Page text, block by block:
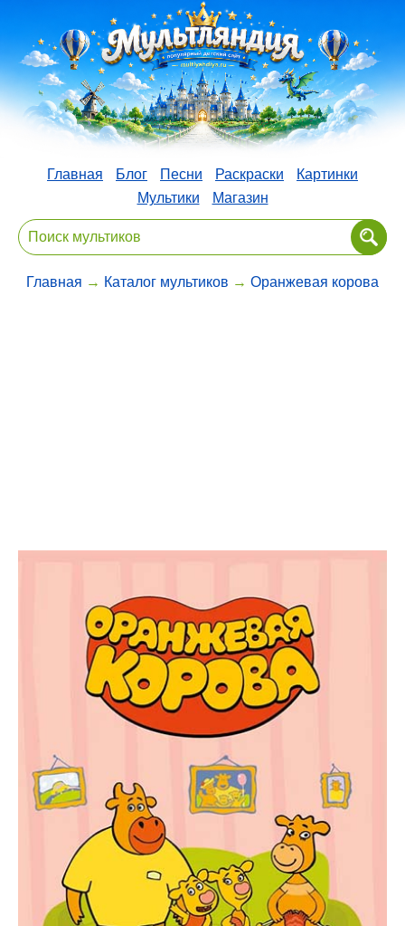
Главная Блог Песни Раскраски
Картинки
Мультики
Магазин
Главная → Каталог мультиков → Оранжевая корова